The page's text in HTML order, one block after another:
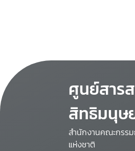
ศูนย์สาร
สิทธิมนุษ
สำนักงานคณะกรร
แห่งชาติ